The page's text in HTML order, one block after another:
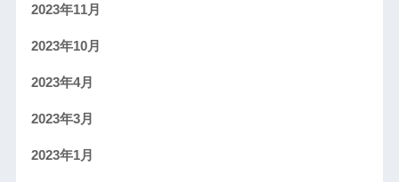
2023年11月
2023年10月
2023年4月
2023年3月
2023年1月